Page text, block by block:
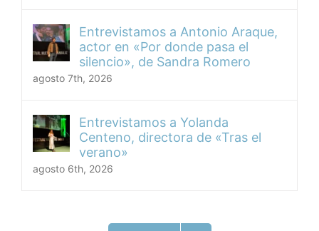
Entrevistamos a Antonio Araque,
actor en «Por donde pasa el
silencio», de Sandra Romero
agosto 7th, 2026
Entrevistamos a Yolanda
Centeno, directora de «Tras el
verano»
agosto 6th, 2026